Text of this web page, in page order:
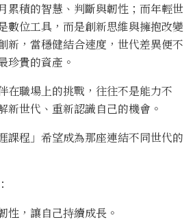
累積的智慧、判斷與韌性；而年輕世
數位工具，而是創新思維與擁抱改變
新，當穩健結合速度，世代差異便不
珍貴的資產。
在職場上的挑戰，往往不是能力不
新世代、重新認識自己的機會。
課程」希望成為那座連結不同世代的
性，讓自己持續成長。